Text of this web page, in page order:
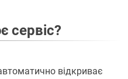
сервіс?
відкриває